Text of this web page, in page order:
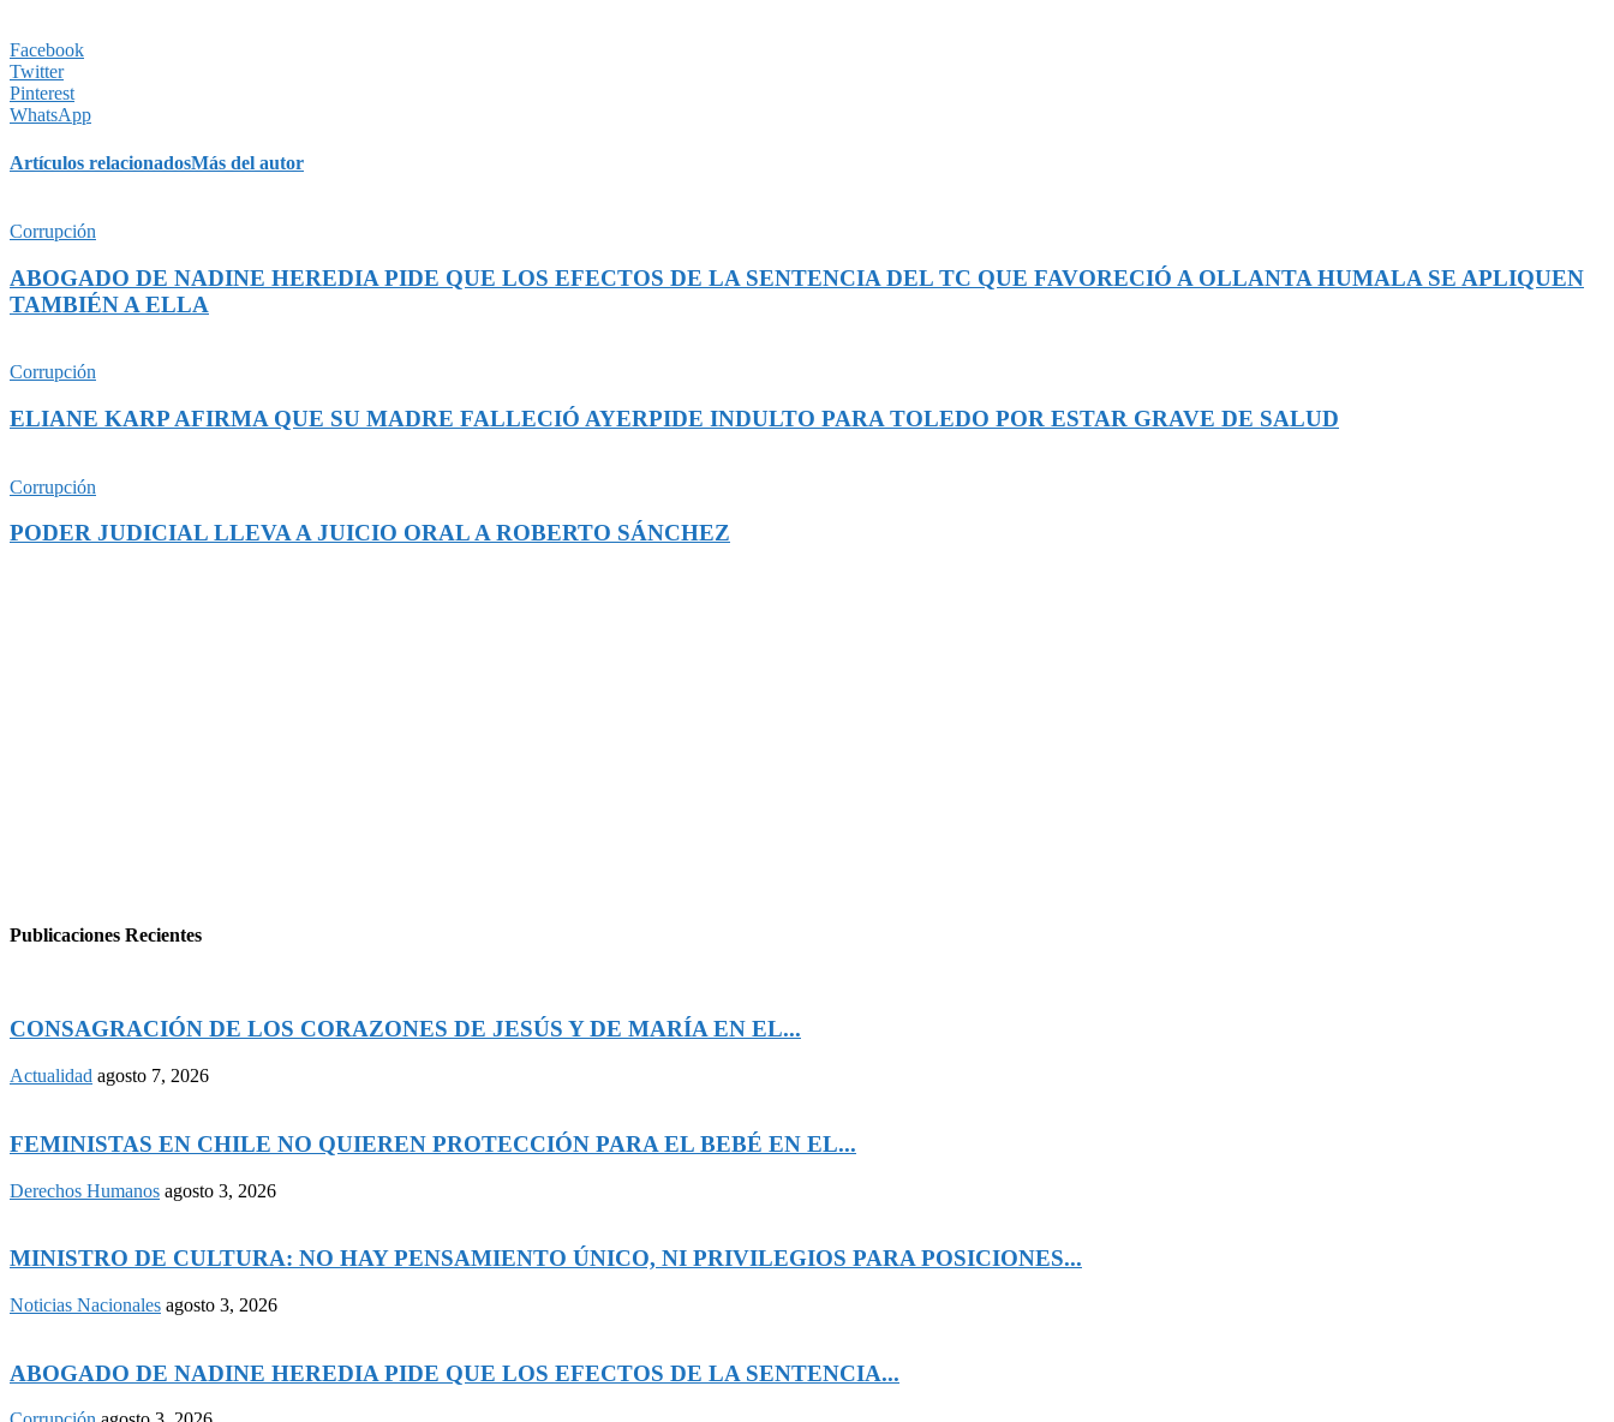
Facebook
Twitter
Pinterest
WhatsApp
Artículos relacionadosMás del autor
Corrupción
ABOGADO DE NADINE HEREDIA PIDE QUE LOS EFECTOS DE LA SENTENCIA DEL TC QUE FAVORECIÓ A OLLANTA HUMALA SE APLIQUEN
TAMBIÉN A ELLA
Corrupción
ELIANE KARP AFIRMA QUE SU MADRE FALLECIÓ AYERPIDE INDULTO PARA TOLEDO POR ESTAR GRAVE DE SALUD
Corrupción
PODER JUDICIAL LLEVA A JUICIO ORAL A ROBERTO SÁNCHEZ
Publicaciones Recientes
CONSAGRACIÓN DE LOS CORAZONES DE JESÚS Y DE MARÍA EN EL...
Actualidad agosto 7, 2026
FEMINISTAS EN CHILE NO QUIEREN PROTECCIÓN PARA EL BEBÉ EN EL...
Derechos Humanos agosto 3, 2026
MINISTRO DE CULTURA: NO HAY PENSAMIENTO ÚNICO, NI PRIVILEGIOS PARA POSICIONES...
Noticias Nacionales agosto 3, 2026
ABOGADO DE NADINE HEREDIA PIDE QUE LOS EFECTOS DE LA SENTENCIA...